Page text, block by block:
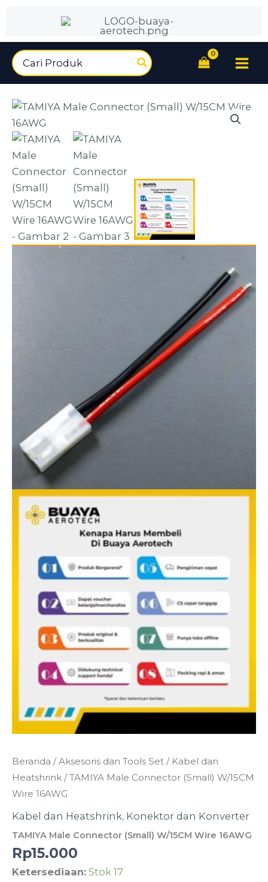
konten
Search
for:
Beranda /Aksesoris dan Tools Set / Kabel dan
Heatshrink / TAMIYA Male Connector (Small) W/15CM
Wire 16AWG
Kabel dan Heatshrink, Konektor dan Konverter
TAMIYA Male Connector (Small) W/15CM Wire 16AWG
Rp15.000
Ketersediaan: Stok 17
Kuantitas
TAMIYA
Male
Connector
W/15CM
Wire
16AWG
Connector
W/15CM
Wire
16AWG